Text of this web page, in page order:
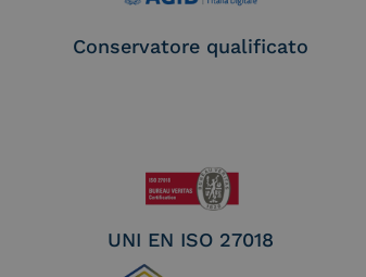
Conservatore qualificato
UNI EN ISO 27018